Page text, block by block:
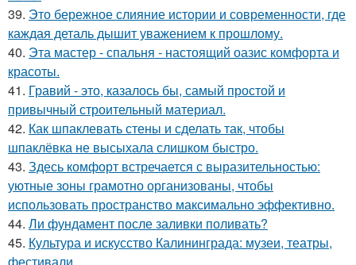
39. Это бережное слияние истории и современности, где
каждая деталь дышит уважением к прошлому.
40. Эта мастер - спальня - настоящий оазис комфорта и
красоты.
41. Гравий - это, казалось бы, самый простой и
привычный строительный материал.
42. Как шпаклевать стены и сделать так, чтобы
шпаклёвка не высыхала слишком быстро.
43. Здесь комфорт встречается с выразительностью:
уютные зоны грамотно организованы, чтобы
использовать пространство максимально эффективно.
44. Ли фундамент после заливки поливать?
45. Культура и искусство Калининграда: музеи, театры,